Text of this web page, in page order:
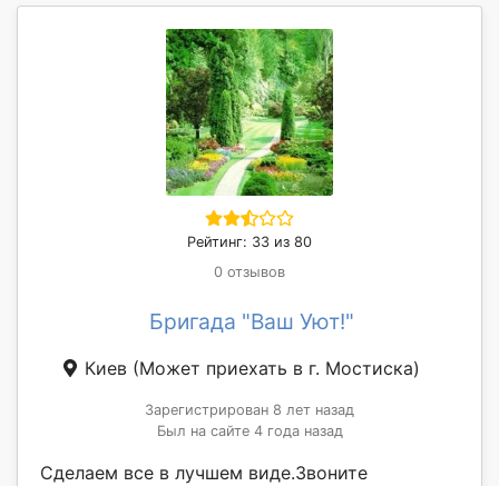
Рейтинг: 33 из 80
0 отзывов
Бригада "Ваш Уют!"
Киев (Может приехать в г. Мостиска)
Зарегистрирован 8 лет назад
Был на сайте 4 года назад
Сделаем все в лучшем виде.Звоните